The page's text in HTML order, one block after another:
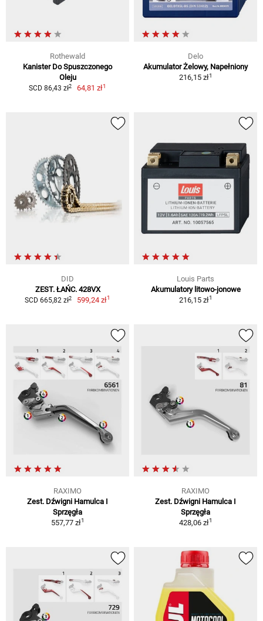
Rothewald
Kanister Do Spuszczonego
Oleju
SCD 86,43 zł2 64,81 zł1
Delo
Akumulator Żelowy, Napełniony
216,15 zł1
DID
ZEST. ŁAŃC. 428VX
SCD 665,82 zł2 599,24 zł1
Louis Parts
Akumulatory litowo-jonowe
216,15 zł1
RAXIMO
Zest. Dźwigni Hamulca I
Sprzęgła
557,77 zł1
RAXIMO
Zest. Dźwigni Hamulca I
Sprzęgła
428,06 zł1